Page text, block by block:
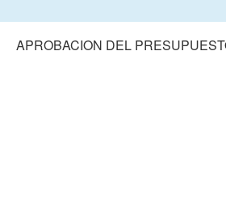
APROBACION DEL